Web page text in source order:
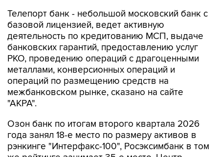
Телепорт банк - небольшой московский банк с
базовой лицензией, ведет активную
деятельность по кредитованию МСП, выдаче
банковских гарантий, предоставлению услуг
РКО, проведению операций с драгоценными
металлами, конверсионных операций и
операций по размещению средств на
межбанковском рынке, сказано на сайте
"АКРА".
Озон банк по итогам второго квартала 2026
года занял 18-е место по размеру активов в
рэнкинге "Интерфакс-100", Росэксимбанк в том